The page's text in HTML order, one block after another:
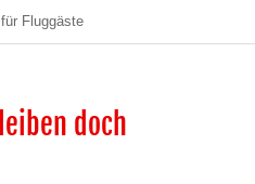
Fluggäste
doch